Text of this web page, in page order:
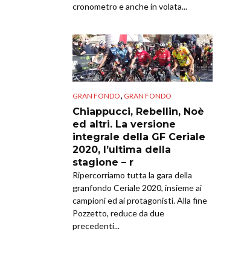
cronometro e anche in volata...
GRAN FONDO GRAN FONDO
Chiappucci, Rebellin, Noè
ed altri. La versione
integrale della GF Ceriale
2020, l’ultima della
stagione – r
Ripercorriamo tutta la gara della
granfondo Ceriale 2020, insieme ai
campioni ed ai protagonisti. Alla fine
Pozzetto, reduce da due
precedenti...